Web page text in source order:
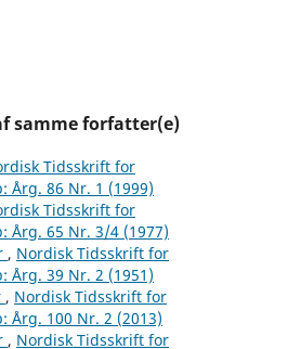
samme forfatter(e)
Tidsskrift for
Årg. 86 Nr. 1 (1999)
Tidsskrift for
Årg. 65 Nr. 3/4 (1977)
, Nordisk Tidsskrift for
Årg. 39 Nr. 2 (1951)
, Nordisk Tidsskrift for
Årg. 100 Nr. 2 (2013)
, Nordisk Tidsskrift for